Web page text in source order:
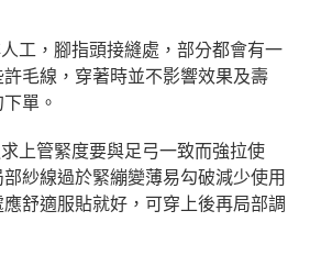
工，腳指頭接縫處，部分都會有一
毛線，穿著時並不影響效果及壽
單。
上管緊度要與足弓一致而強拉使
紗線過於緊繃變薄易勾破減少使用
舒適服貼就好，可穿上後再局部調